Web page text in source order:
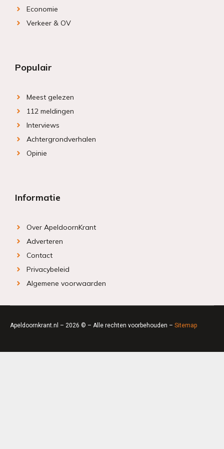
Economie
Verkeer & OV
Populair
Meest gelezen
112 meldingen
Interviews
Achtergrondverhalen
Opinie
Informatie
Over ApeldoornKrant
Adverteren
Contact
Privacybeleid
Algemene voorwaarden
Apeldoornkrant.nl – 2026 © – Alle rechten voorbehouden – Sitemap